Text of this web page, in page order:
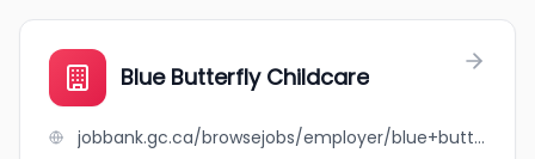
Blue Butterfly Childcare
jobbank.gc.ca/browsejobs/employer/blue+butterfly+childcare/ca